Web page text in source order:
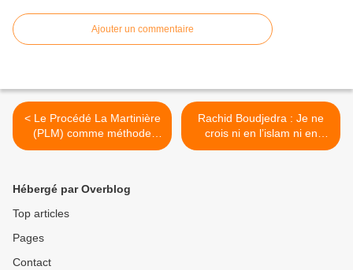
Ajouter un commentaire
< Le Procédé La Martinière
(PLM) comme méthode
d’enseignement de
d’approche par
compétences.
Rachid Boudjedra : Je ne
crois ni en l’islam ni en
Mohamed» >
Hébergé par Overblog
Top articles
Pages
Contact